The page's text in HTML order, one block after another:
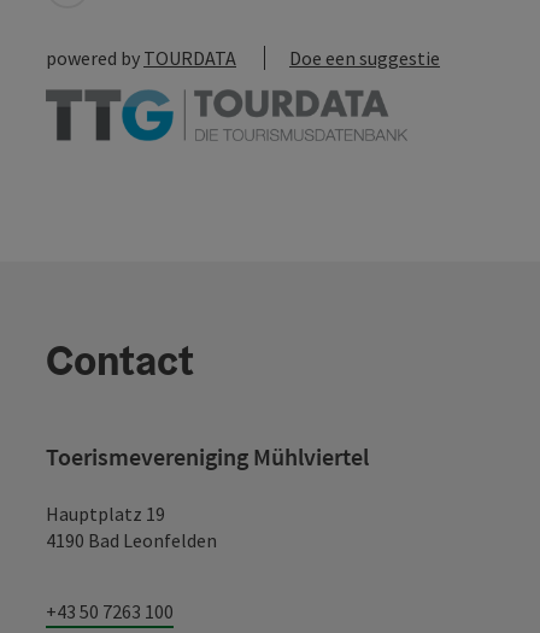
powered by TOURDATA Doe een suggestie
Contact
Toerismevereniging Mühlviertel
Hauptplatz 19
4190 Bad Leonfelden
+43 50 7263 100